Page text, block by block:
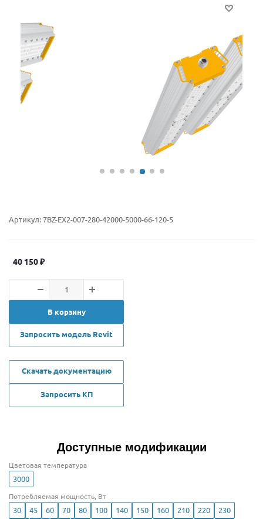
Артикул:7BZ-EX2-007-280-42000-5000-66-120-5
40 150₽
В корзину
Запросить модель Revit
Скачать документацию
Запросить КП
Доступные модификации
Цветовая температура
3000
Потребляемая мощность, Вт
30 45 60 70 80 100 140 150 160 210 220
230